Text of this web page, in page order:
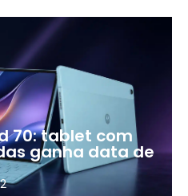
70: tablet com
ganha data de